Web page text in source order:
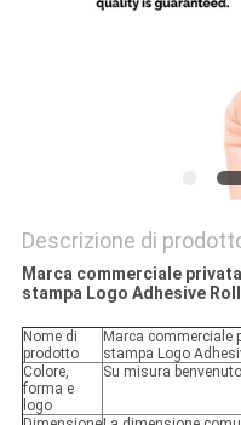
Descrizione di
Marca commerciale
stampa Logo Adhesive
Nome di
prodotto
Marca commerciale
stampa Logo
Colore,
forma e
logo
Su misura